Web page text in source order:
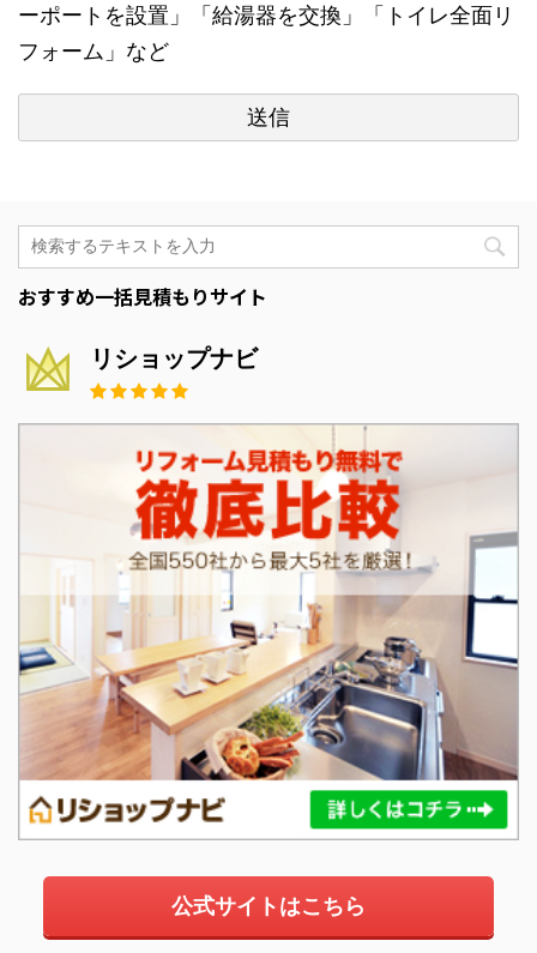
ーポートを設置」「給湯器を交換」「トイレ全面リ
フォーム」など
おすすめ一括見積もりサイト
リショップナビ
公式サイトはこちら